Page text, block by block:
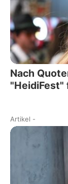
Nach
"HeidiFest"
Artikel -